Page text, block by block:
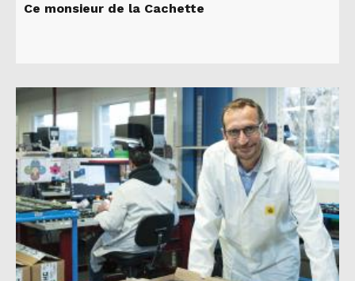
Ce monsieur de la Cachette